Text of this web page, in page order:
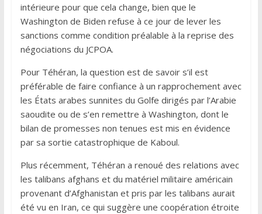
intérieure pour que cela change, bien que le
Washington de Biden refuse à ce jour de lever les
sanctions comme condition préalable à la reprise des
négociations du JCPOA.
Pour Téhéran, la question est de savoir s’il est
préférable de faire confiance à un rapprochement avec
les États arabes sunnites du Golfe dirigés par l’Arabie
saoudite ou de s’en remettre à Washington, dont le
bilan de promesses non tenues est mis en évidence
par sa sortie catastrophique de Kaboul.
Plus récemment, Téhéran a renoué des relations avec
les talibans afghans et du matériel militaire américain
provenant d’Afghanistan et pris par les talibans aurait
été vu en Iran, ce qui suggère une coopération étroite